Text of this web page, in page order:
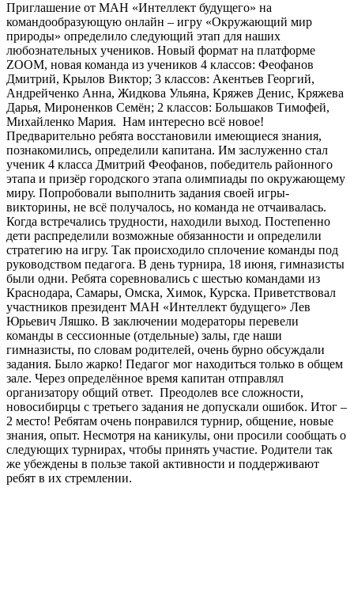
Приглашение от МАН «Интеллект будущего» на
командообразующую онлайн – игру «Окружающий мир
природы» определило следующий этап для наших
любознательных учеников. Новый формат на платформе
ZOOM, новая команда из учеников 4 классов: Феофанов
Дмитрий, Крылов Виктор; 3 классов: Акентьев Георгий,
Андрейченко Анна, Жидкова Ульяна, Кряжев Денис, Кряжева
Дарья, Мироненков Семён; 2 классов: Большаков Тимофей,
Михайленко Мария. Нам интересно всё новое!
Предварительно ребята восстановили имеющиеся знания,
познакомились, определили капитана. Им заслуженно стал
ученик 4 класса Дмитрий Феофанов, победитель районного
этапа и призёр городского этапа олимпиады по окружающему
миру. Попробовали выполнить задания своей игры-
викторины, не всё получалось, но команда не отчаивалась.
Когда встречались трудности, находили выход. Постепенно
дети распределили возможные обязанности и определили
стратегию на игру. Так происходило сплочение команды под
руководством педагога. В день турнира, 18 июня, гимназисты
были одни. Ребята соревновались с шестью командами из
Краснодара, Самары, Омска, Химок, Курска. Приветствовал
участников президент МАН «Интеллект будущего» Лев
Юрьевич Ляшко. В заключении модераторы перевели
команды в сессионные (отдельные) залы, где наши
гимназисты, по словам родителей, очень бурно обсуждали
задания. Было жарко! Педагог мог находиться только в общем
зале. Через определённое время капитан отправлял
организатору общий ответ. Преодолев все сложности,
новосибирцы с третьего задания не допускали ошибок. Итог –
2 место! Ребятам очень понравился турнир, общение, новые
знания, опыт. Несмотря на каникулы, они просили сообщать о
следующих турнирах, чтобы принять участие. Родители так
же убеждены в пользе такой активности и поддерживают
ребят в их стремлении.